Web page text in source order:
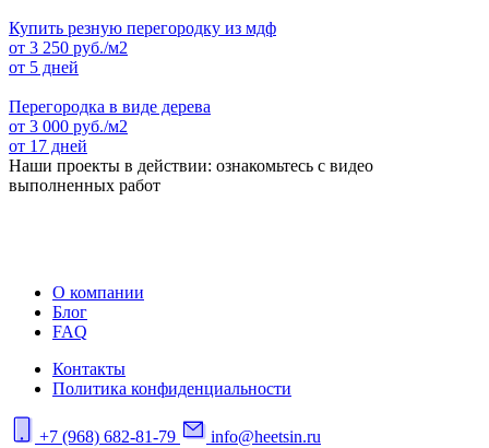
Купить резную перегородку из мдф
от 3 250 руб./м2
от 5 дней
Перегородка в виде дерева
от 3 000 руб./м2
от 17 дней
Наши проекты в действии: ознакомьтесь с видео
выполненных работ
О компании
Блог
FAQ
Контакты
Политика конфиденциальности
+7 (968) 682-81-79
info@heetsin.ru